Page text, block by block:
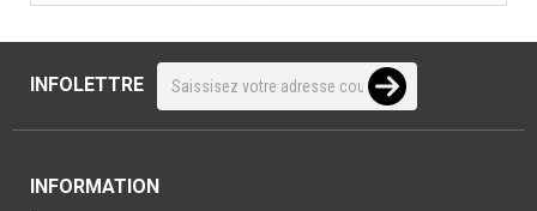
INFOLETTRE
INFORMATION